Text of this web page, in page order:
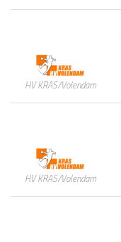
HV KRAS/Volendam
HV KRAS/Volendam